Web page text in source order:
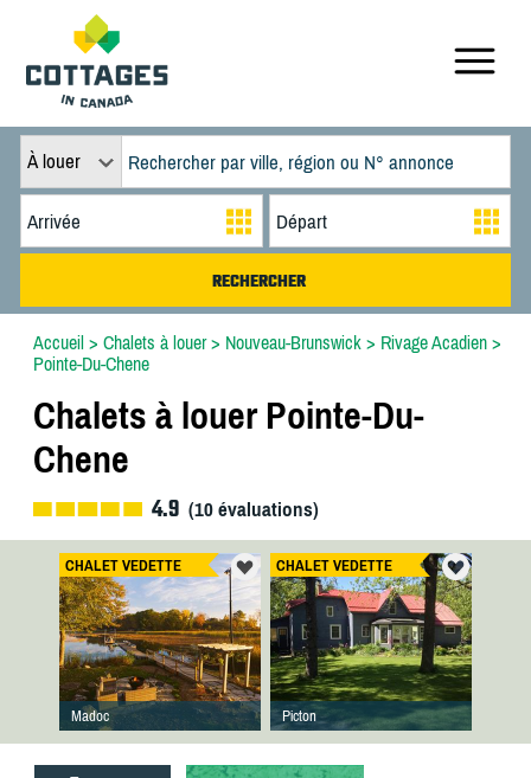
À louer
Accueil> Chalets à louer> Nouveau-Brunswick> Rivage Acadien>
Pointe-Du-Chene
Chalets à louer Pointe-Du-
Chene
4.9 (10évaluations)
CHALET VEDETTE
Madoc
CHALET VEDETTE
Picton